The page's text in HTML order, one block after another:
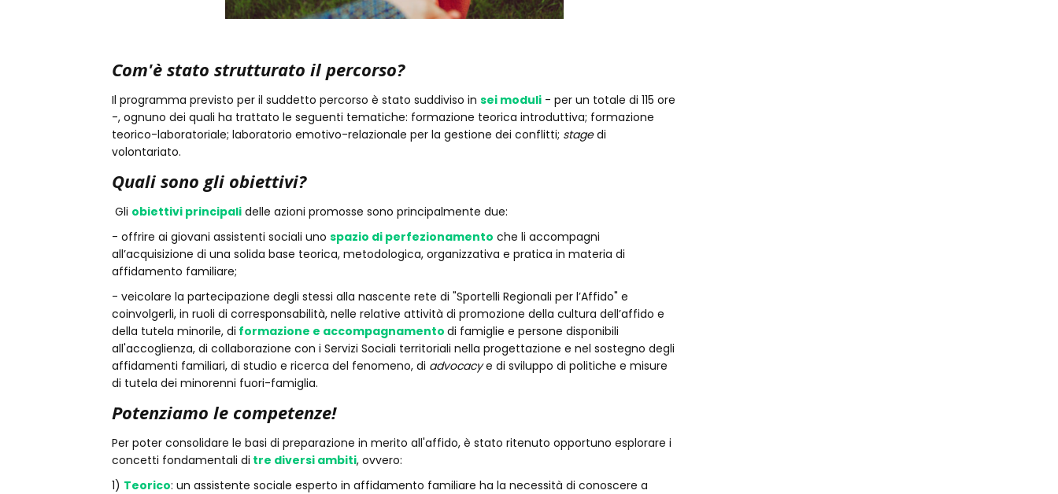
Com'è stato strutturato il percorso?
Il programma previsto per il suddetto percorso è stato suddiviso in sei moduli - per un totale di 115 ore
-, ognuno dei quali ha trattato le seguenti tematiche: formazione teorica introduttiva; formazione
teorico-laboratoriale; laboratorio emotivo-relazionale per la gestione dei conflitti; stagedi
volontariato.
Quali sono gli obiettivi?
Gli obiettivi principali delle azioni promosse sono principalmente due:
- offrire ai giovani assistenti sociali uno spazio di perfezionamento che li accompagni
all’acquisizione di una solida base teorica, metodologica, organizzativa e pratica in materia di
affidamento familiare;
- veicolare la partecipazione degli stessi alla nascente rete di "Sportelli Regionali per l’Affido" e
coinvolgerli, in ruoli di corresponsabilità, nelle relative attività di promozione della cultura dell’affido e
della tutela minorile, di formazione e accompagnamento di famiglie e persone disponibili
all'accoglienza, di collaborazione con i Servizi Sociali territoriali nella progettazione e nel sostegno degli
affidamenti familiari, di studio e ricerca del fenomeno, di advocacye di sviluppo di politiche e misure
di tutela dei minorenni fuori-famiglia.
Potenziamo le competenze!
Per poter consolidare le basi di preparazione in merito all'affido, è stato ritenuto opportuno esplorare i
concetti fondamentali di tre diversi ambiti, ovvero:
1) Teorico: un assistente sociale esperto in affidamento familiare ha la necessità di conoscere a